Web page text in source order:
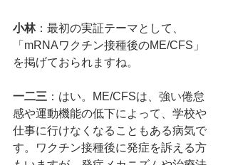
小林：最初の実証テーマとして、
「mRNAワクチン接種後のME/CFS」
を掲げておられますね。
一二三 ：はい。ME/CFSは、強い倦怠
感や運動機能の低下によって、学校や
仕事に行けなくなることもある病気で
す。ワクチン接種後に発症を訴える方